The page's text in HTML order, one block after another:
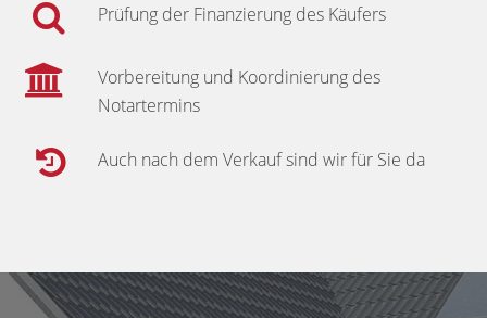
Prüfung der Finanzierung des Käufers
Vorbereitung und Koordinierung des
Notartermins
Auch nach dem Verkauf sind wir für Sie da